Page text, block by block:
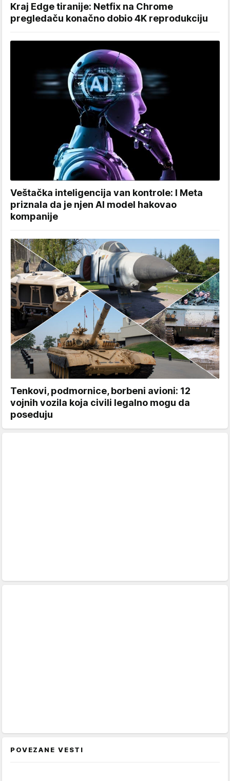
Kraj Edge tiranije: Netfix na Chrome
pregledaču konačno dobio 4K reprodukciju
Veštačka inteligencija van kontrole: I Meta
priznala da je njen AI model hakovao
kompanije
Tenkovi, podmornice, borbeni avioni: 12
vojnih vozila koja civili legalno mogu da
poseduju
POVEZANE VESTI